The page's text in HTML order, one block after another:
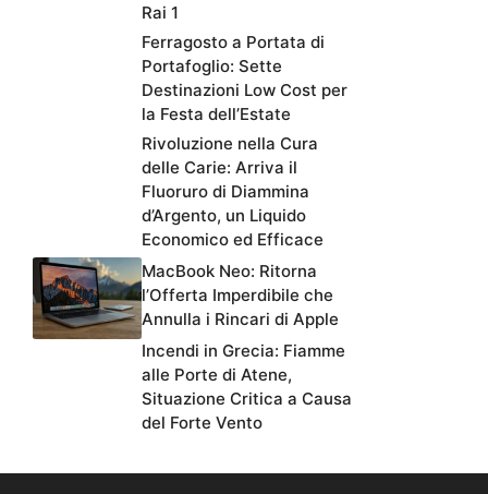
Rai 1
Ferragosto a Portata di
Portafoglio: Sette
Destinazioni Low Cost per
la Festa dell’Estate
Rivoluzione nella Cura
delle Carie: Arriva il
Fluoruro di Diammina
d’Argento, un Liquido
Economico ed Efficace
MacBook Neo: Ritorna
l’Offerta Imperdibile che
Annulla i Rincari di Apple
Incendi in Grecia: Fiamme
alle Porte di Atene,
Situazione Critica a Causa
del Forte Vento